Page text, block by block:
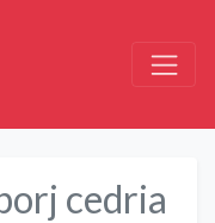
cedria